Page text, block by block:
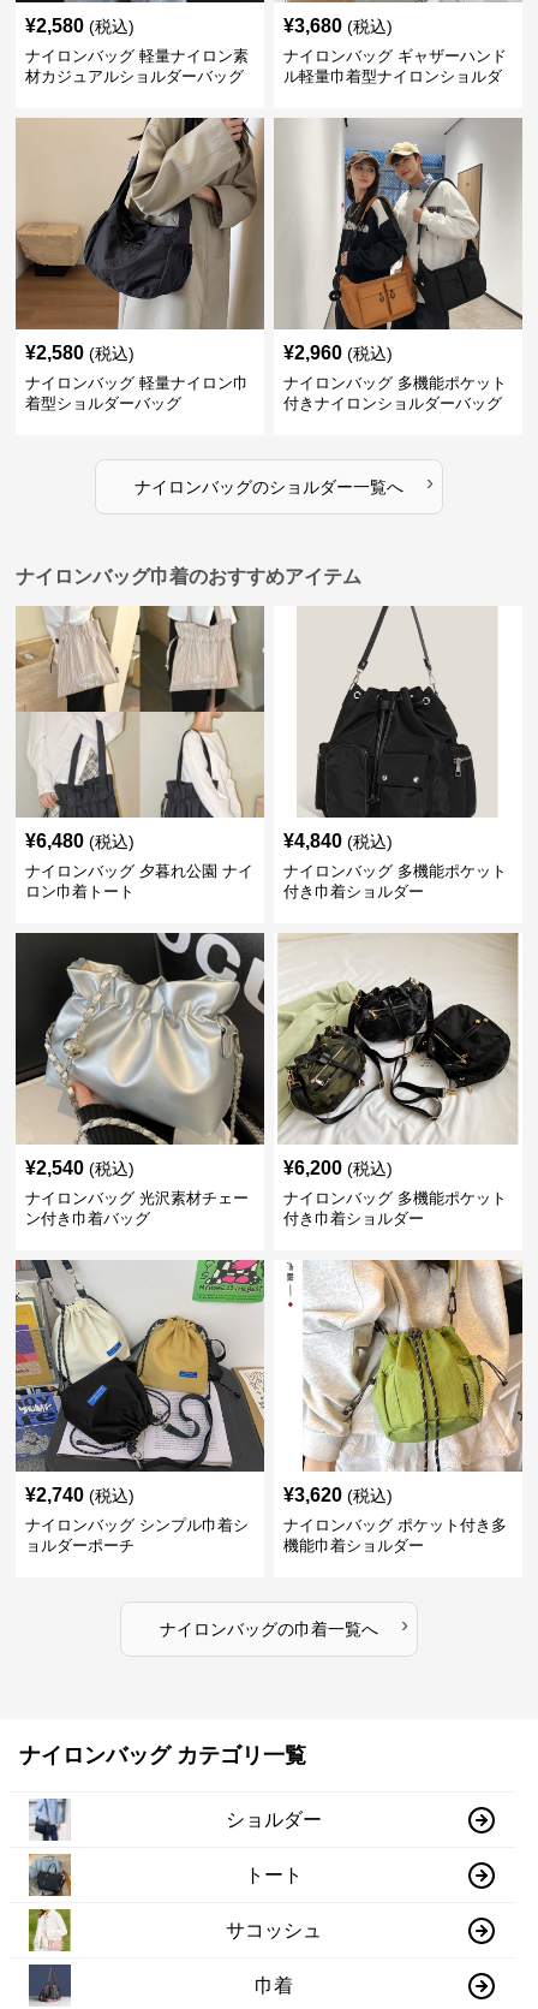
¥2,580 (税込)
ナイロンバッグ 軽量ナイロン素
材カジュアルショルダーバッグ
¥3,680 (税込)
ナイロンバッグ ギャザーハンド
ル軽量巾着型ナイロンショルダ
¥2,580 (税込)
ナイロンバッグ 軽量ナイロン巾
着型ショルダーバッグ
¥2,960 (税込)
ナイロンバッグ 多機能ポケット
付きナイロンショルダーバッグ
ナイロンバッグのショルダー一覧へ ›
ナイロンバッグ巾着のおすすめアイテム
¥6,480 (税込)
ナイロンバッグ 夕暮れ公園 ナイ
ロン巾着トート
¥4,840 (税込)
ナイロンバッグ 多機能ポケット
付き巾着ショルダー
¥2,540 (税込)
ナイロンバッグ 光沢素材チェー
ン付き巾着バッグ
¥6,200 (税込)
ナイロンバッグ 多機能ポケット
付き巾着ショルダー
¥2,740 (税込)
ナイロンバッグ シンプル巾着シ
ョルダーポーチ
¥3,620 (税込)
ナイロンバッグ ポケット付き多
機能巾着ショルダー
ナイロンバッグの巾着一覧へ ›
ナイロンバッグ カテゴリ一覧
ショルダー
トート
サコッシュ
巾着